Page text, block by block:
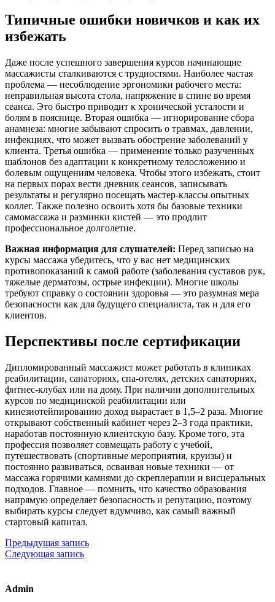
Типичные ошибки новичков и как их
избежать
Даже после успешного завершения курсов начинающие
массажисты сталкиваются с трудностями. Наиболее частая
проблема — несоблюдение эргономики рабочего места:
неправильная высота стола, напряжение в спине во время
сеанса. Это быстро приводит к хронической усталости и
болям в пояснице. Вторая ошибка — игнорирование сбора
анамнеза: многие забывают спросить о травмах, давлении,
инфекциях, что может вызвать обострение заболеваний у
клиента. Третья ошибка — применение только разученных
шаблонов без адаптации к конкретному телосложению и
болевым ощущениям человека. Чтобы этого избежать, стоит
на первых порах вести дневник сеансов, записывать
результаты и регулярно посещать мастер-классы опытных
коллег. Также полезно освоить хотя бы базовые техники
самомассажа и разминки кистей — это продлит
профессиональное долголетие.
Важная информация для слушателей: Перед записью на
курсы массажа убедитесь, что у вас нет медицинских
противопоказаний к самой работе (заболевания суставов рук,
тяжелые дерматозы, острые инфекции). Многие школы
требуют справку о состоянии здоровья — это разумная мера
безопасности как для будущего специалиста, так и для его
клиентов.
Перспективы после сертификации
Дипломированный массажист может работать в клиниках
реабилитации, санаториях, спа-отелях, детских санаториях,
фитнес-клубах или на дому. При наличии дополнительных
курсов по медицинской реабилитации или
кинезиотейпированию доход вырастает в 1,5–2 раза. Многие
открывают собственный кабинет через 2–3 года практики,
наработав постоянную клиентскую базу. Кроме того, эта
профессия позволяет совмещать работу с учебой,
путешествовать (спортивные мероприятия, круизы) и
постоянно развиваться, осваивая новые техники — от
массажа горячими камнями до скреплерапии и висцеральных
подходов. Главное — помнить, что качество образования
напрямую определяет безопасность и репутацию, поэтому
выбирать курсы следует вдумчиво, как самый важный
стартовый капитал.
Предыдущая запись
Следующая запись
Admin